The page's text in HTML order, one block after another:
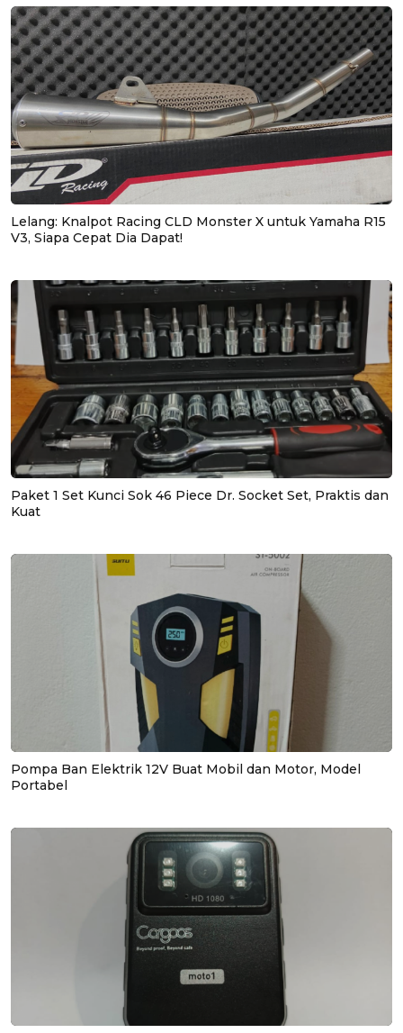
Lelang: Knalpot Racing CLD Monster X untuk Yamaha R15
V3, Siapa Cepat Dia Dapat!
Paket 1 Set Kunci Sok 46 Piece Dr. Socket Set, Praktis dan
Kuat
Pompa Ban Elektrik 12V Buat Mobil dan Motor, Model
Portabel